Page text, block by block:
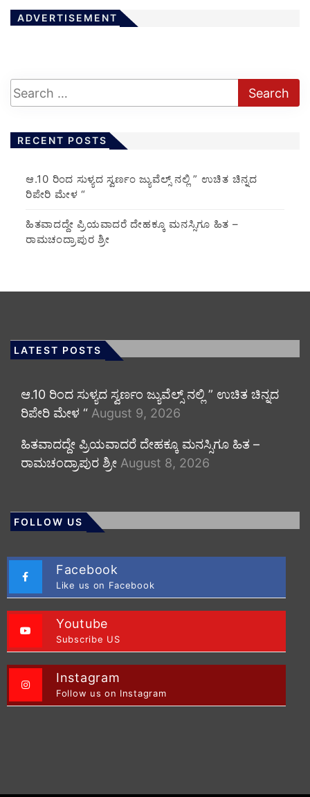
ADVERTISEMENT
RECENT POSTS
ಆ.10 ರಿಂದ ಸುಳ್ಯದ ಸ್ವರ್ಣಂ ಜ್ಯುವೆಲ್ಸ್ ನಲ್ಲಿ ” ಉಚಿತ ಚಿನ್ನದ
ರಿಪೇರಿ ಮೇಳ “
ಹಿತವಾದದ್ದೇ ಪ್ರಿಯವಾದರೆ ದೇಹಕ್ಕೂ ಮನಸ್ಸಿಗೂ ಹಿತ –
ರಾಮಚಂದ್ರಾಪುರ ಶ್ರೀ
LATEST POSTS
ಆ.10 ರಿಂದ ಸುಳ್ಯದ ಸ್ವರ್ಣಂ ಜ್ಯುವೆಲ್ಸ್ ನಲ್ಲಿ ” ಉಚಿತ ಚಿನ್ನದ
ರಿಪೇರಿ ಮೇಳ “ August 9, 2026
ಹಿತವಾದದ್ದೇ ಪ್ರಿಯವಾದರೆ ದೇಹಕ್ಕೂ ಮನಸ್ಸಿಗೂ ಹಿತ –
ರಾಮಚಂದ್ರಾಪುರ ಶ್ರೀ August 8, 2026
FOLLOW US
Facebook
Like us on Facebook
Youtube
Subscribe US
Instagram
Follow us on Instagram